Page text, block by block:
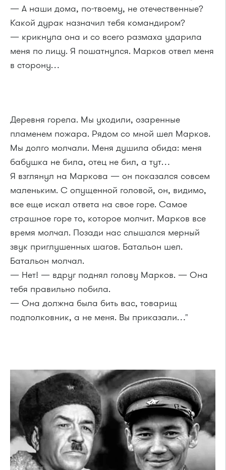
— А наши дома, по-твоему, не отечественные?
Какой дурак назначил тебя командиром?
— крикнула она и со всего размаха ударила
меня по лицу. Я пошатнулся. Марков отвел меня
в сторону…
Деревня горела. Мы уходили, озаренные
пламенем пожара. Рядом со мной шел Марков.
Мы долго молчали. Меня душила обида: меня
бабушка не била, отец не бил, а тут…
Я взглянул на Маркова — он показался совсем
маленьким. С опущенной головой, он, видимо,
все еще искал ответа на свое горе. Самое
страшное горе то, которое молчит. Марков все
время молчал. Позади нас слышался мерный
звук приглушенных шагов. Батальон шел.
Батальон молчал.
— Нет! — вдруг поднял голову Марков. — Она
тебя правильно побила.
— Она должна была бить вас, товарищ
подполковник, а не меня. Вы приказали…"